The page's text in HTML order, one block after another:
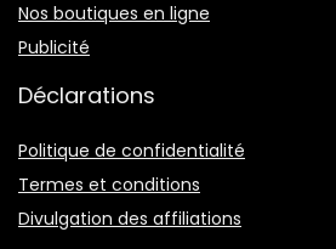
Nos boutiques en ligne
Publicité
Déclarations
Politique de confidentialité
Termes et conditions
Divulgation des affiliations